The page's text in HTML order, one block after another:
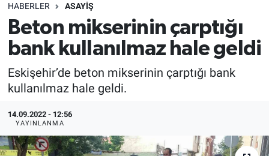
HABERLER ASAYIŞ
Beton mikserinin çarptığı
bank kullanılmaz hale geldi
Eskişehir’de beton mikserinin çarptığı bank
kullanılmaz hale geldi.
14.09.2022 - 12:56
YAYINLANMA
Gündem
Türkiye
Dünya
Sağlık
Alış-Veriş/İş dünyası
Eskişehirspor Arşivi
Eskişehir Arşivi
Röportaj
Ekonomi
Kültür Sanat
Süper Lig Puan Durumu ve Fikstür
Tüm Manşetler
Son Dakika Haberleri
Haber Arşivi